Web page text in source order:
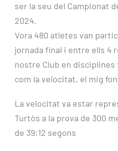
ser la seu del Campionat
2024.
Vora 480 atletes van
jornada final i entre ells 4
nostre Club en disciplines
com la velocitat, el mig
La velocitat va estar
Turtòs a la prova de 300
de 39:12 segons